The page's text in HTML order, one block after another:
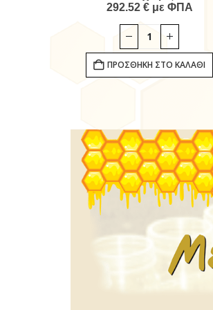
292.52 €με ΦΠΑ
ΠΡΟΣΘΉΚΗ ΣΤΟ ΚΑΛΆΘΙ